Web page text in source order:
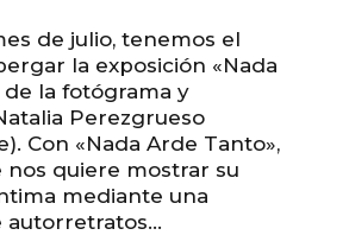
de julio, tenemos el
la exposición «Nada
la fotógrama y
Perezgrueso
Con «Nada Arde Tanto»,
nos quiere mostrar su
mediante una
autorretratos...